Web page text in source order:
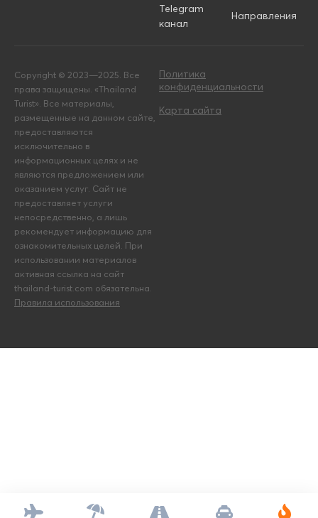
Telegram
канал
Направления
Copyright © 2023—2025. Все
права защищены. «Thailand
Turist». Все материалы,
размещенные на данном сайте,
предоставляются
исключительно в
информационных целях и не
являются предложением или
оказанием услуг. Сайт не
предоставляет услуги
непосредственно, а лишь
рекомендует информацию для
ознакомительных целей. При
использовании материалов
активная ссылка на сайт
thailand-turist.com обязательна.
Правила использования
Политика
конфиденциальности
Карта сайта